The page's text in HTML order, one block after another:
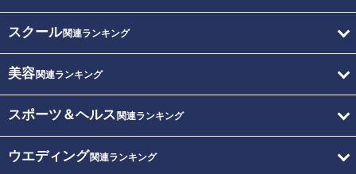
スクール関連ランキング
美容関連ランキング
スポーツ＆ヘルス 関連ランキング
ウエディング関連ランキング